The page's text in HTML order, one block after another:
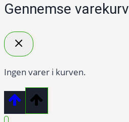
Gennemse varekurv
Ingen varer i kurven.